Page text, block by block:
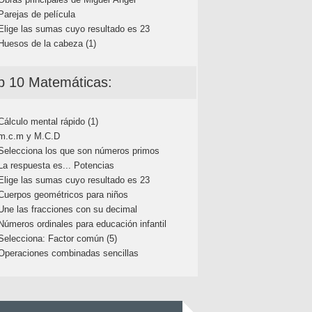
de película
las sumas cuyo resultado es 23
de la cabeza (1)
10 Matemáticas:
mental rápido (1)
y M.C.D
los que son números primos
respuesta es... Potencias
las sumas cuyo resultado es 23
geométricos para niños
las fracciones con su decimal
ordinales para educación infantil
Factor común (5)
combinadas sencillas